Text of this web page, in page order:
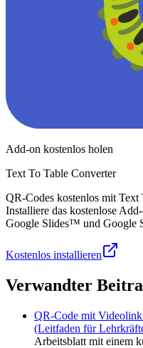
Add-on kostenlos holen
Text To Table Converter
QR-Codes kostenlos mit
Installiere das kostenlose
Google Slides™ und Google
Kostenlos installieren
Verwandter
QR-Code mit
(Leitfaden für
Arbeitsblatt mit einem